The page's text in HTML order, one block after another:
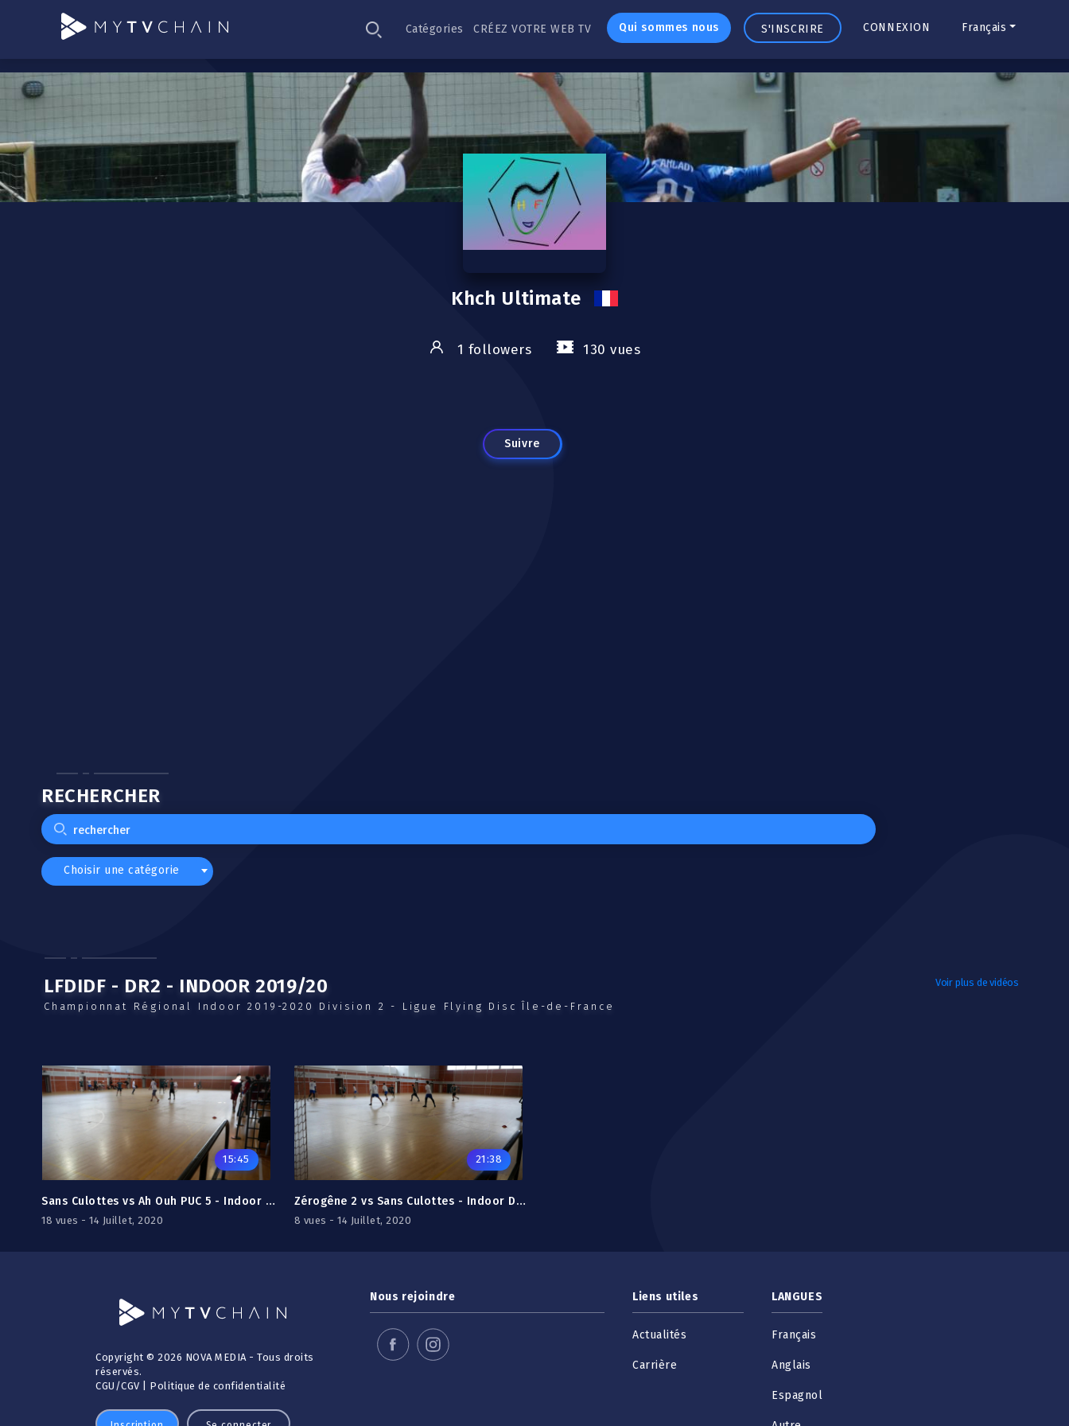
Catégories CRÉEZ VOTRE WEB TV Qui sommes nous S'INSCRIRE CONNEXION Français
Khch Ultimate
1 followers 130 vues
Suivre
RECHERCHER
Choisir une catégorie
LFDIDF - DR2 - INDOOR 2019/20
Championnat Régional Indoor 2019-2020 Division 2 - Ligue Flying Disc Île-de-France
Voir plus de vidéos
15:45
Sans Culottes vs Ah Ouh PUC 5 - Indoor DR2 2019/20
18 vues - 14 Juillet, 2020
21:38
Zérogêne 2 vs Sans Culottes - Indoor DR2 2019/20
8 vues - 14 Juillet, 2020
Copyright © 2026 NOVA MEDIA - Tous droits
réservés.
CGU /CGV Politique de confidentialité
Nous rejoindre Liens utiles
Actualités
Carrière
LANGUES
Français
Anglais
Espagnol